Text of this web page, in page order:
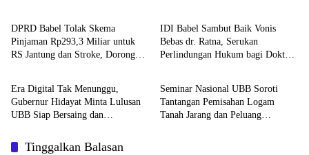
DPRD Babel Tolak Skema
Pinjaman Rp293,3 Miliar untuk
RS Jantung dan Stroke, Dorong
IDI Babel Sambut Baik Vonis
Bebas dr. Ratna, Serukan
Perlindungan Hukum bagi Dokter
Advetorial
Era Digital Tak Menunggu,
Gubernur Hidayat Minta Lulusan
UBB Siap Bersaing dan
Advetorial
Seminar Nasional UBB Soroti
Tantangan Pemisahan Logam
Tanah Jarang dan Peluang
Tinggalkan Balasan